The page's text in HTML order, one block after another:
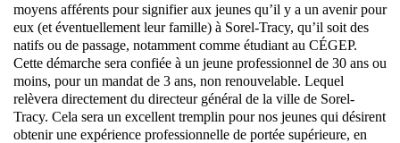
moyens afférents pour signifier aux jeunes qu’il y a un avenir pour
eux (et éventuellement leur famille) à Sorel-Tracy, qu’il soit des
natifs ou de passage, notamment comme étudiant au CÉGEP.
Cette démarche sera confiée à un jeune professionnel de 30 ans ou
moins, pour un mandat de 3 ans, non renouvelable. Lequel
relèvera directement du directeur général de la ville de Sorel-
Tracy. Cela sera un excellent tremplin pour nos jeunes qui désirent
obtenir une expérience professionnelle de portée supérieure, en